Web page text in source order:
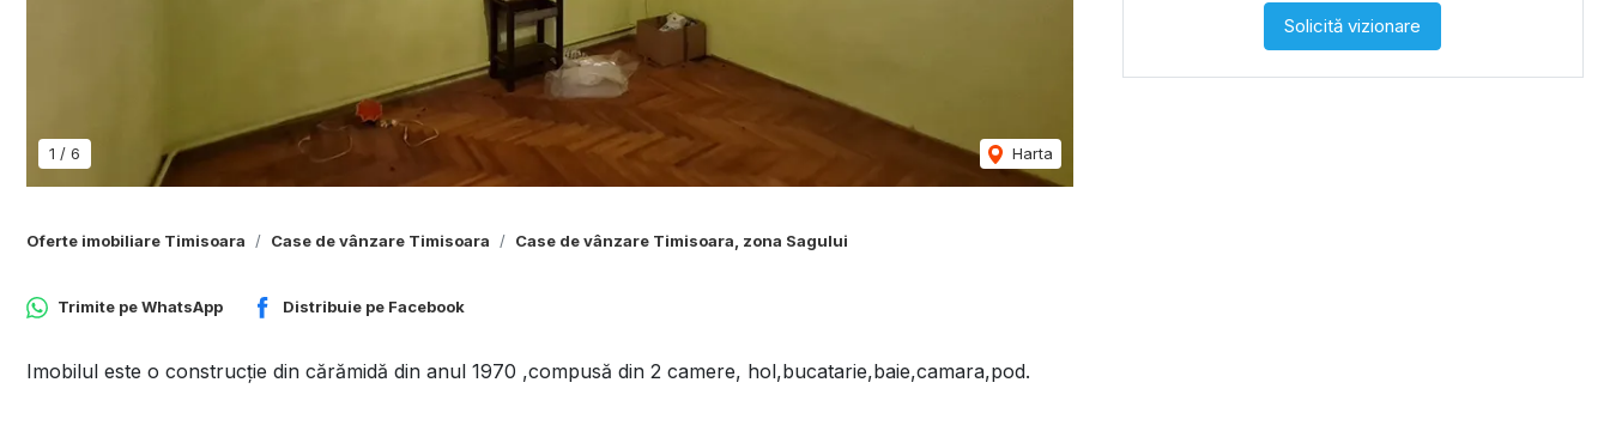
1 / 6 Harta
Oferte imobiliare Timisoara Case de vânzare Timisoara Case de vânzare Timisoara, zona Sagului
Trimite peWhatsApp Distribuie pe Facebook
Imobilul este o construcție din cărămidă din anul 1970 ,compusă din 2 camere, hol,bucatarie,baie,camara,pod.
Solicită vizionare